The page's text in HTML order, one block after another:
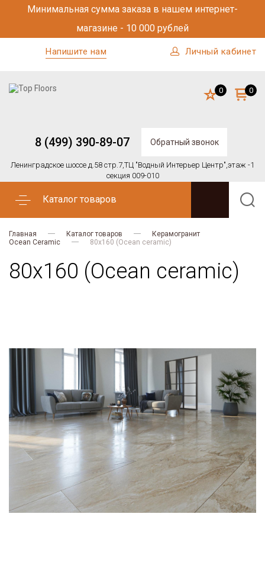
Минимальная сумма заказа в нашем интернет-
магазине - 10 000 рублей
Напишите нам Личный кабинет
8 (499) 390-89-07 Обратный звонок
Ленинградское шоссе д.58 стр.7,ТЦ "Водный Интерьер Центр",этаж -1
секция 009-010
0 0
Каталог товаров
Главная Каталог товаров
Керамогранит
Ocean Ceramic
80х160 (Ocean ceramic)
80х160 (Ocean ceramic)